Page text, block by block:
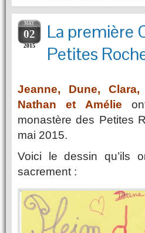
MAY
02
2015
La première
Petites
Jeanne, Dune,
Nathan et Amélie
monastère des Petites
mai 2015.
Voici le dessin qu’ils
sacrement :